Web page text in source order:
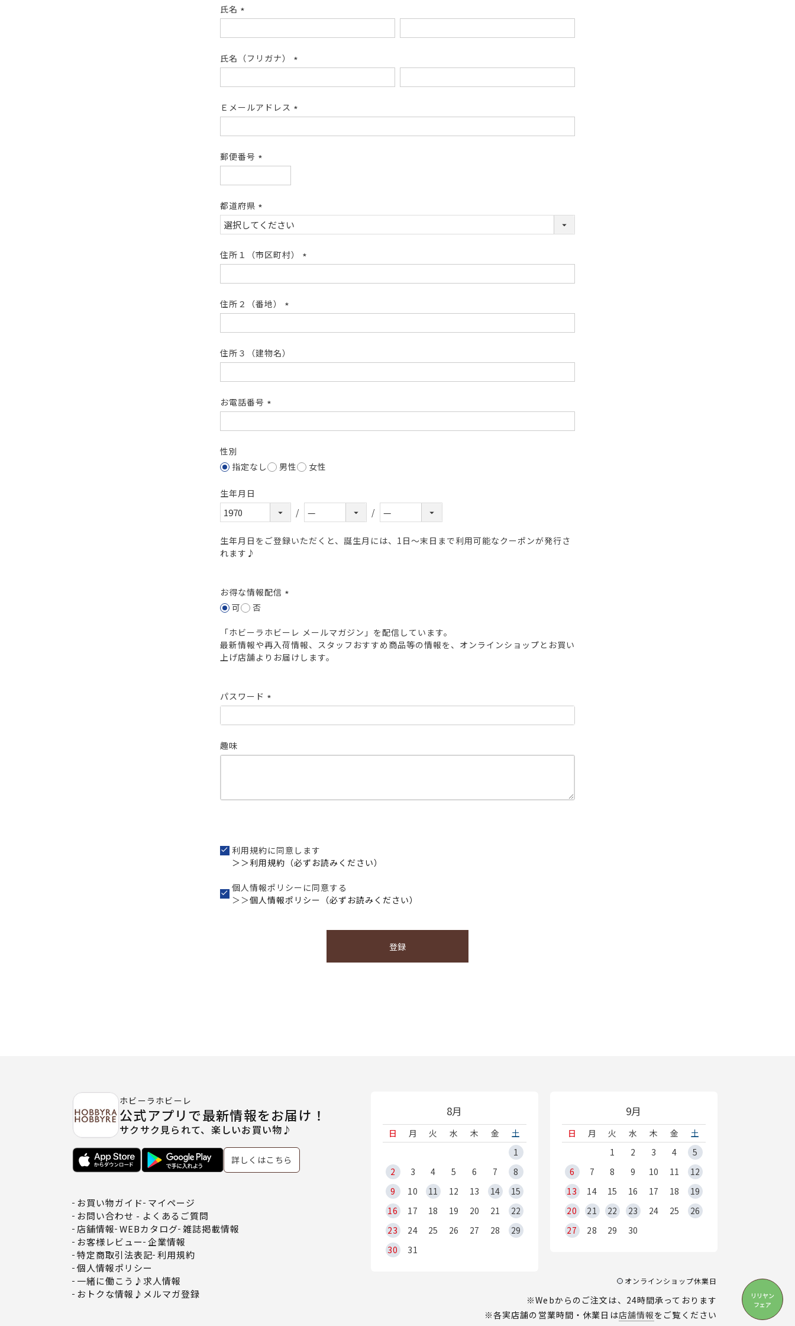
リリヤン
フェア
氏名
須)
氏名（フリガナ）
須)
Ｅメールアドレス
須)
郵便番号
須)
都道府県
(必
須)
住所１（市区町村）
須)
住所２（番地）
須)
住所３（建物名）
お電話番号
須)
性別
指定なし
男性 女性
生年月日
生年月日をご登録いただくと、誕生月には、1日～末日まで利用可能なクーポンが発行さ
れます♪
お得な情報配信
可 否
「ホビーラホビーレ メールマガジン」を配信しています。
最新情報や再入荷情報、スタッフおすすめ商品等の情報を、オンラインショップとお買い
上げ店舗よりお届けします。
パスワード
須)
趣味
利用規約に同意します
＞＞利用規約（必ずお読みください）
個人情報ポリシーに同意する
＞＞個人情報ポリシー（必ずお読みください）
登録
8月
日 月 火 水 木 金
土
1
2
3 4 5 6 7
8
9
10 11 12 13 14
15
16
17 18 19 20 21
22
23
24 25 26 27 28
29
30
31
9月
日 月 火 水 木 金
土
1
2 3 4
5
6
7 8 9 10 11
12
13
14 15 16 17 18
19
20
21 22 23 24 25
26
27
28 29 30
オンラインショップ休業日
※Webからのご注文は、24時間承っております
※各実店舗の営業時間・休業日は店舗情報をご覧ください
ホビーラホビーレ
公式アプリで最新情報をお届け！
サクサク見られて、楽しいお買い物♪
詳しくはこちら
お買い物ガイド マイページ
お問い合わせ - よくあるご質問
店舗情報 WEBカタログ 雑誌掲載情報
お客様レビュー 企業情報
特定商取引法表記 利用規約
個人情報ポリシー
一緒に働こう♪求人情報
おトクな情報♪メルマガ登録